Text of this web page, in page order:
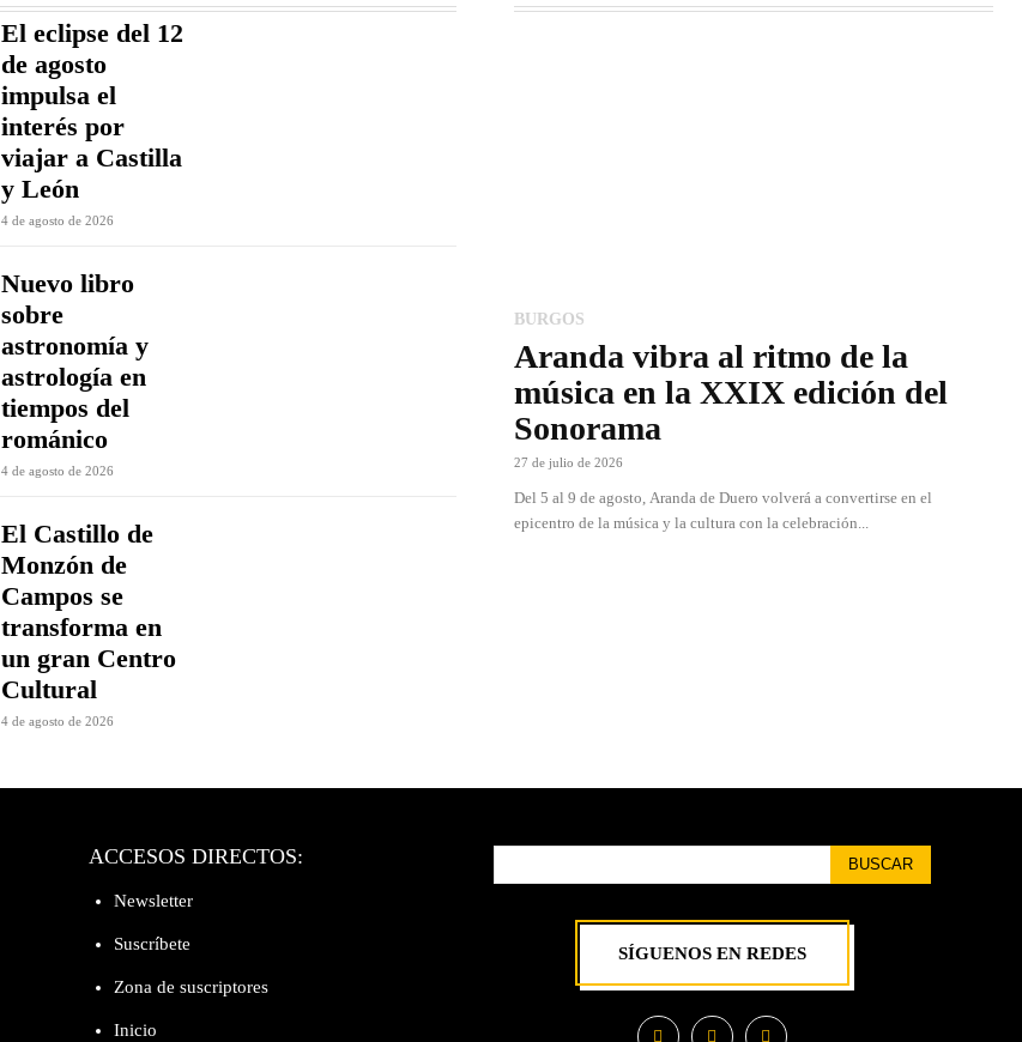
El eclipse del 12
de agosto
impulsa el
interés por
viajar a Castilla
y León
4 de agosto de 2026
Nuevo libro
sobre
astronomía y
astrología en
tiempos del
románico
4 de agosto de 2026
El Castillo de
Monzón de
Campos se
transforma en
un gran Centro
Cultural
4 de agosto de 2026
BURGOS
Aranda vibra al ritmo de la
música en la XXIX edición del
Sonorama
27 de julio de 2026
Del 5 al 9 de agosto, Aranda de Duero volverá a convertirse en el
epicentro de la música y la cultura con la celebración...
ACCESOS DIRECTOS:
Newsletter
Suscríbete
Zona de suscriptores
Inicio
BUSCAR
SÍGUENOS EN REDES